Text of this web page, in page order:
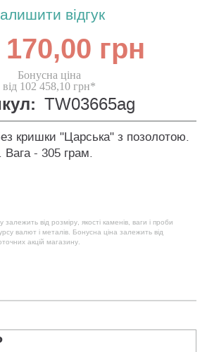
відгук
грн
Бонусна ціна
від 102 458,10 грн*
TW03665ag
кришки "Царська" з позолотою.
Вага - 305 грам.
від розміру, якості каменів, ваги і проби
валют і металів. Бонусна ціна залежить від
акцій магазину.